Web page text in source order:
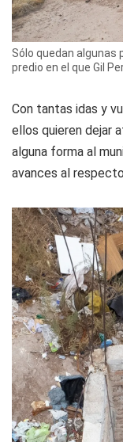
Sólo quedan algunas
predio en el que Gil
Con tantas idas y
ellos quieren dejar
alguna forma al
avances al